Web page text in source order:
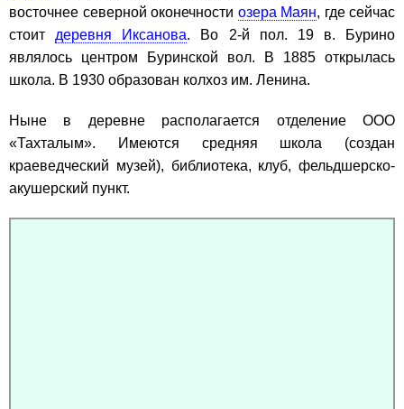
восточнее северной оконечности озера Маян, где сейчас
стоит деревня Иксанова. Во 2-й пол. 19 в. Бурино
являлось центром Буринской вол. В 1885 открылась
школа. В 1930 образован колхоз им. Ленина.
Ныне в деревне располагается отделение ООО
«Тахталым». Имеются средняя школа (создан
краеведческий музей), библиотека, клуб, фельдшерско-
акушерский пункт.